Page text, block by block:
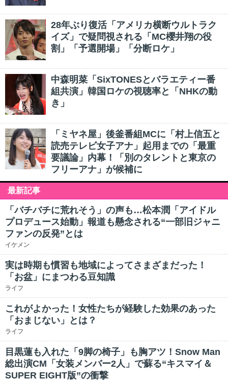
28年ぶり復活「アメリカ横断ウルトラク
イズ」で疑問視される「MC櫻井翔の役
割」「予選開場」「分断ロケ」
中森明菜「SixTONESとバラエティー番
組共演」韓国ロケの視聴率と「NHKの動
き」
「ミヤネ屋」後釜番組MCに「村上信五と
読売テレビ女子アナ」起用までの「最重
要議論」内幕！「別のタレントと東京の
フリーアナ」が候補に
最新記事
「バチバチに荒れそう」の声も…松本潤「アイドル
プロデュース始動」報道も懸念される“一部旧ジャニ
ファンの反発”とは
イケメン
実は時期も慣習も地域によってさまざまだった！
「お盆」にまつわる豆知識
ライフ
これがよかった！女性たちが経験した効果のあった
「おまじない」とは？
ライフ
目黒蓮も入れた「9脚の椅子」も胸アツ！Snow Man
総出演CM「女装メンバー2人」で蘇る“キスマイ＆
SUPER EIGHT版”の衝撃